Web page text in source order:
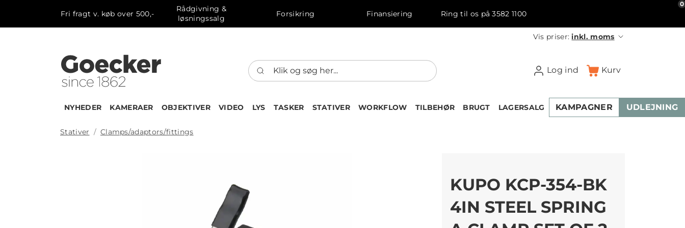
Fri fragt v. køb over 500,-
Rådgivning &
løsningssalg
Forsikring Finansiering Ring til os på 3582 1100
Vis priser:inkl. moms
Log ind Kurv
0
NYHEDER KAMERAER OBJEKTIVER VIDEO LYS TASKER STATIVER WORKFLOW TILBEHØR BRUGT LAGERSALG KAMPAGNER UDLEJNING
Stativer Clamps/adaptors/fittings
KUPO KCP-354-BK
4IN STEEL SPRING